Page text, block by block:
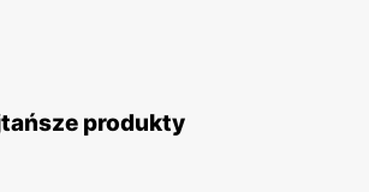
produkty